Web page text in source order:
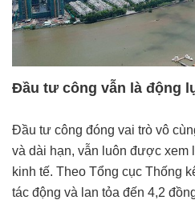
Đầu tư công vẫn là động
Đầu tư công đóng vai trò vô
và dài hạn, vẫn luôn được xem
kinh tế. Theo Tổng cục Thống
tác động và lan tỏa đến 4,2